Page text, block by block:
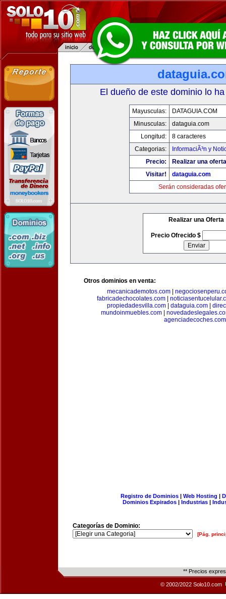
El dueño de este dominio lo
Mayusculas:
DATAGUIA.COM
Minusculas:
dataguia.com
Longitud:
8 caracteres
Categorias:
InformaciÃ³n y
Precio:
Realizar una
Visitar!
dataguia.com
Serán consideradas
Realizar una Oferta
Precio Ofrecido $
Otros dominios en venta:
mecanicademotos.com|
fabricadechocolates.com|
propiedadesvilla.com| dataguia.com|
mundoinmuebles.com
agenciadecoches.com
Registro de Dominios| Web Hosting |
Dominios Expirados | Industrias |
Categorías de Dominio:
[Pág.
** Precios
© 2002/2022 Solo10.com